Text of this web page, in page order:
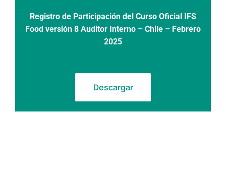
Registro de Participación del Curso Oficial IFS
Food versión 8 Auditor Interno – Chile – Febrero
2025
Descargar